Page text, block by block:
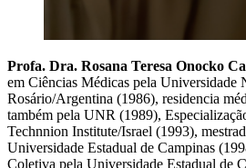
Profa. Dra. Rosana Teresa Onocko
em Ciências Médicas pela Universidade
Rosário/Argentina (1986), residencia
também pela UNR (1989),
Technnion Institute/Israel (1993),
Universidade Estadual de Campinas
Coletiva pela Universidade Estadual de